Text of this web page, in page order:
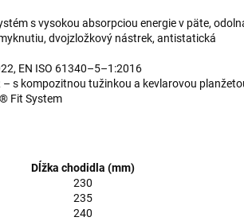
s vysokou absorpciou energie v päte,
dvojzložkový nástrek, antistatická
EN ISO 61340–5–1:2016
– s kompozitnou tužinkou a kevlarovou
Fit System
Dĺžka chodidla (mm)
230
235
240